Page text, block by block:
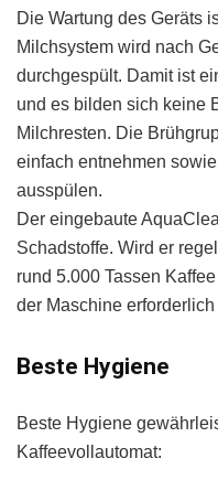
Die Wartung des Geräts
Milchsystem wird nach
durchgespült. Damit ist
und es bilden sich keine
Milchresten. Die
einfach entnehmen
ausspülen.
Der eingebaute
Schadstoffe. Wird er
rund 5.000 Tassen
der Maschine erforderlich
Beste Hygiene
Beste Hygiene
Kaffeevollautomat: